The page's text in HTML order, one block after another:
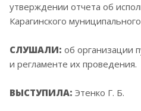
утверждении отчета об
Карагинского
СЛУШАЛИ: об организации
и регламенте их проведения.
ВЫСТУПИЛА: Этенко Г. Б.